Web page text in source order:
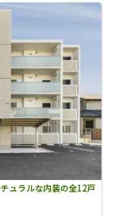
ュラルな内装の全12戸